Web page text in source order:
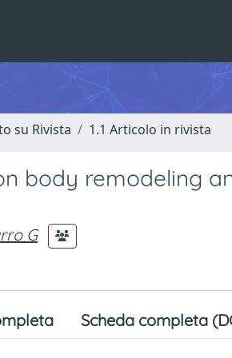
su Rivista 1.1 Articolo in rivista
body remodeling
G
Scheda completa